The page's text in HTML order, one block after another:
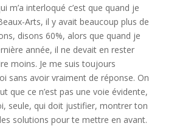
m’a interloqué c’est que quand je
Arts, il y avait beaucoup plus de
disons 60%, alors que quand je
année, il ne devait en rester
moins. Je me suis toujours
sans avoir vraiment de réponse. On
que ce n’est pas une voie évidente,
seule, qui doit justifier, montrer ton
solutions pour te mettre en avant.